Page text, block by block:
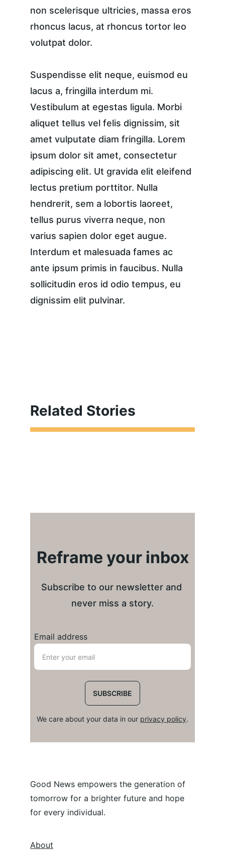
non scelerisque ultricies, massa eros
rhoncus lacus, at rhoncus tortor leo
volutpat dolor.
Suspendisse elit neque, euismod eu
lacus a, fringilla interdum mi.
Vestibulum at egestas ligula. Morbi
aliquet tellus vel felis dignissim, sit
amet vulputate diam fringilla. Lorem
ipsum dolor sit amet, consectetur
adipiscing elit. Ut gravida elit eleifend
lectus pretium porttitor. Nulla
hendrerit, sem a lobortis laoreet,
tellus purus viverra neque, non
varius sapien dolor eget augue.
Interdum et malesuada fames ac
ante ipsum primis in faucibus. Nulla
sollicitudin eros id odio tempus, eu
dignissim elit pulvinar.
Related Stories
About
Good News empowers the generation of
tomorrow for a brighter future and hope
for every individual.
Reframe your inbox
Subscribe to our newsletter and
never miss a story.
Email address
SUBSCRIBE
We care about your data in our privacy policy.